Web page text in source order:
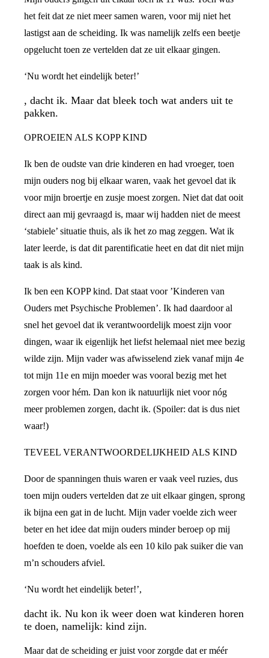
het feit dat ze niet meer samen waren, voor mij niet het
lastigst aan de scheiding. Ik was namelijk zelfs een beetje
opgelucht toen ze vertelden dat ze uit elkaar gingen.
‘Nu wordt het eindelijk beter!’
, dacht ik. Maar dat bleek toch wat anders uit te
pakken.
OPROEIEN ALS KOPP KIND
Ik ben de oudste van drie kinderen en had vroeger, toen
mijn ouders nog bij elkaar waren, vaak het gevoel dat ik
voor mijn broertje en zusje moest zorgen. Niet dat dat ooit
direct aan mij gevraagd is, maar wij hadden niet de meest
‘stabiele’ situatie thuis, als ik het zo mag zeggen. Wat ik
later leerde, is dat dit parentificatie heet en dat dit niet mijn
taak is als kind.
Ik ben een KOPP kind. Dat staat voor ’Kinderen van
Ouders met Psychische Problemen’. Ik had daardoor al
snel het gevoel dat ik verantwoordelijk moest zijn voor
dingen, waar ik eigenlijk het liefst helemaal niet mee bezig
wilde zijn. Mijn vader was afwisselend ziek vanaf mijn 4e
tot mijn 11e en mijn moeder was vooral bezig met het
zorgen voor hém. Dan kon ik natuurlijk niet voor nóg
meer problemen zorgen, dacht ik. (Spoiler: dat is dus niet
waar!)
TEVEEL VERANTWOORDELIJKHEID ALS KIND
Door de spanningen thuis waren er vaak veel ruzies, dus
toen mijn ouders vertelden dat ze uit elkaar gingen, sprong
ik bijna een gat in de lucht. Mijn vader voelde zich weer
beter en het idee dat mijn ouders minder beroep op mij
hoefden te doen, voelde als een 10 kilo pak suiker die van
m’n schouders afviel.
‘Nu wordt het eindelijk beter!’,
dacht ik. Nu kon ik weer doen wat kinderen horen
te doen, namelijk: kind zijn.
Maar dat de scheiding er juist voor zorgde dat er méér